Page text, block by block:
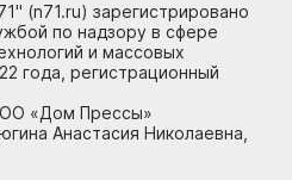
(n71.ru) зарегистрировано
по надзору в сфере
и массовых
года, регистрационный
«Дом Прессы»
Анастасия Николаевна,